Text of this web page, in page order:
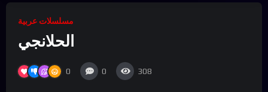
مسلسلات عربية
الحلانجي
0 0 308